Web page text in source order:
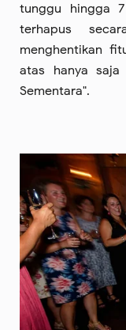
tunggu hingga
terhapus
menghentikan
atas hanya
Sementara".